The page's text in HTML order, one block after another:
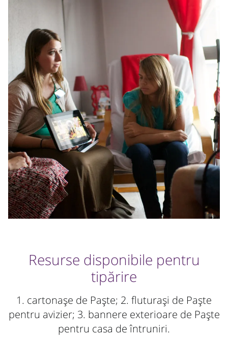
Resurse disponibile pentru
tipărire
1. cartonașe de Paște; 2. fluturași de Paște
pentru avizier; 3. bannere exterioare de Paște
pentru casa de întruniri.